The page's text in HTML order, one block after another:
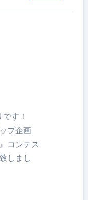
す！
プ企画
コンテス
しまし